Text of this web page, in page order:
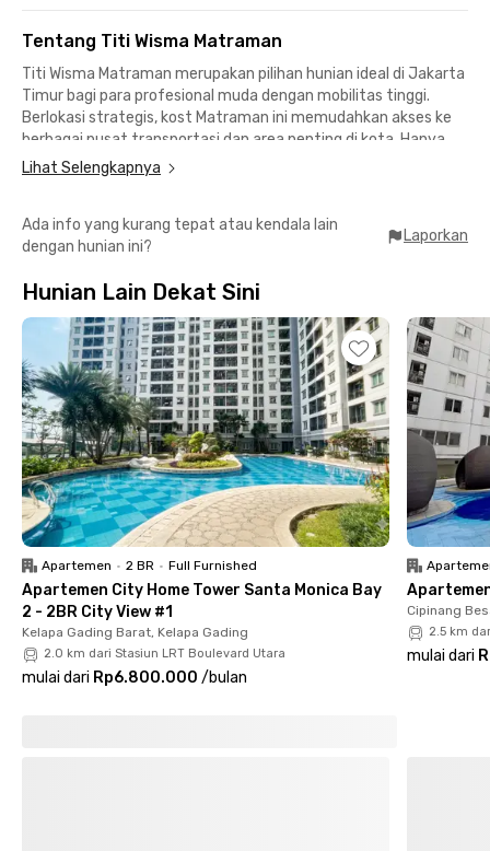
Tentang Titi Wisma Matraman
Titi Wisma Matraman merupakan pilihan hunian ideal di Jakarta
Timur bagi para profesional muda dengan mobilitas tinggi.
Berlokasi strategis, kost Matraman ini memudahkan akses ke
berbagai pusat transportasi dan area penting di kota. Hanya
butuh 4 menit ke Stasiun Sawah Besar, 7 menit ke Stasiun
Juanda, dan sekitar 10 menit ke ikon-ikon kota seperti Masjid
Selain lokasinya yang unggul, Titi Wisma Matraman juga
kamar telah dilengkapi furnitur, AC, serta pilihan kamar mandi
dalam atau luar. Penghuni juga dapat menikmati akses WiFi,
parkir motor yang aman, serta dapur bersama lengkap dengan
kulkas untuk menunjang kebutuhan harian.
Keamanan menjadi prioritas dengan adanya sistem CCTV yang
aktif 24 jam. Dengan kombinasi antara kenyamanan,
aksesibilitas, dan keamanan, Titi Wisma Matraman menjadi
tempat tinggal ideal bagi mereka yang aktif, dinamis, dan
menginginkan tempat tinggal praktis di jantung kota Jakarta.
Lihat Selengkapnya
Ada info yang kurang tepat atau kendala lain
dengan hunian ini?
Laporkan
Hunian Lain Dekat Sini
Apartemen • 2 BR • Full Furnished
Apartemen City Home Tower Santa Monica Bay
2 - 2BR City View #1
Kelapa Gading Barat, Kelapa Gading
2.0 km dari Stasiun LRT Boulevard Utara
mulai dari Rp6.800.000 /bulan
Cipinang
2.5 km
mulai dari